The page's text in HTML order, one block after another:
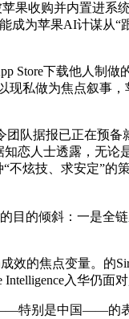
果收购并内置进系
成为苹果AI计谋从“
Store下载他人制做
现私做为焦点叙事
队据报已正在预备
恋人士透露，无论
不炫技、求安定”的
目的倾斜：一是全
的焦点变量。的
入华仍面
特别是中国——的